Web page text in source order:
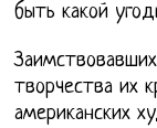
быть какой
творчества их
американских